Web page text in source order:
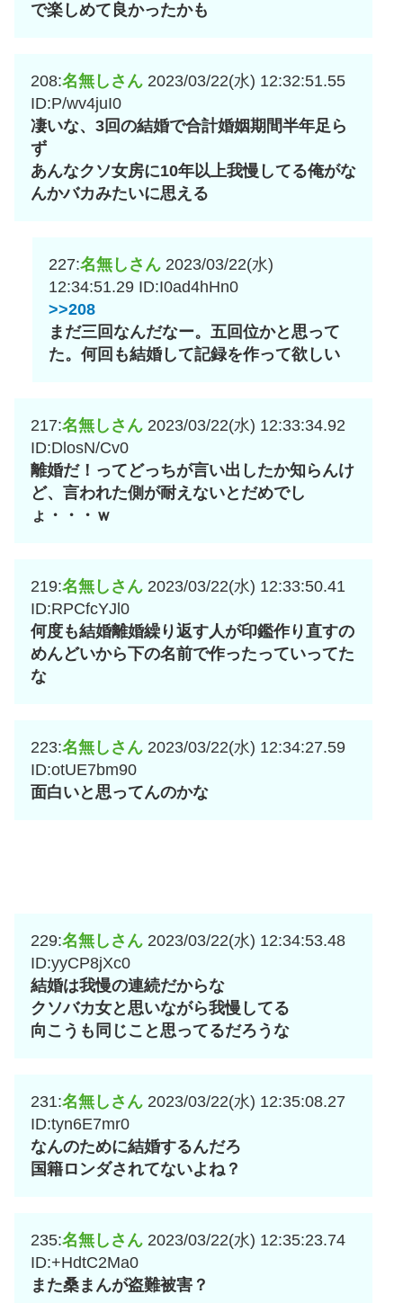
で楽しめて良かったかも
208:名無しさん 2023/03/22(水) 12:32:51.55
ID:P/wv4juI0
凄いな、3回の結婚で合計婚姻期間半年足ら
ず
あんなクソ女房に10年以上我慢してる俺がな
んかバカみたいに思える
227:名無しさん 2023/03/22(水)
12:34:51.29 ID:I0ad4hHn0
>>208
まだ三回なんだなー。五回位かと思って
た。何回も結婚して記録を作って欲しい
217:名無しさん 2023/03/22(水) 12:33:34.92
ID:DlosN/Cv0
離婚だ！ってどっちが言い出したか知らんけ
ど、言われた側が耐えないとだめでし
ょ・・・ｗ
219:名無しさん 2023/03/22(水) 12:33:50.41
ID:RPCfcYJl0
何度も結婚離婚繰り返す人が印鑑作り直すの
めんどいから下の名前で作ったっていってた
な
223:名無しさん 2023/03/22(水) 12:34:27.59
ID:otUE7bm90
面白いと思ってんのかな
229:名無しさん 2023/03/22(水) 12:34:53.48
ID:yyCP8jXc0
結婚は我慢の連続だからな
クソバカ女と思いながら我慢してる
向こうも同じこと思ってるだろうな
231:名無しさん 2023/03/22(水) 12:35:08.27
ID:tyn6E7mr0
なんのために結婚するんだろ
国籍ロンダされてないよね？
235:名無しさん 2023/03/22(水) 12:35:23.74
ID:+HdtC2Ma0
また桑まんが盗難被害？